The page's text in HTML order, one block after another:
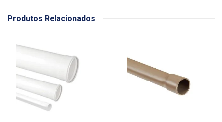
Produtos Relacionados